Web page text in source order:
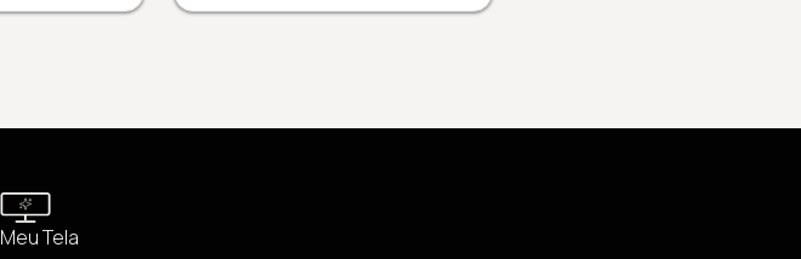
Meu Tela